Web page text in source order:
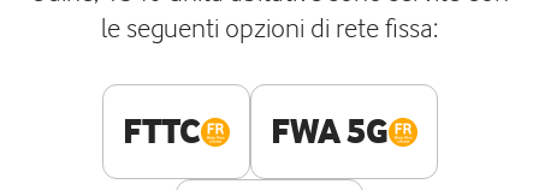
le seguenti opzioni di rete fissa:
FTTC FWA 5G